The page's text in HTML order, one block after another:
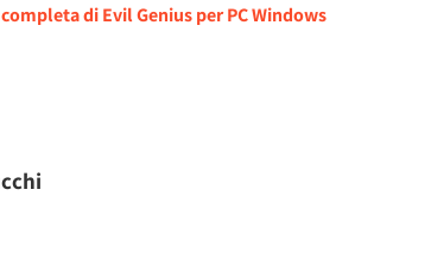
di Evil Genius per PC Windows